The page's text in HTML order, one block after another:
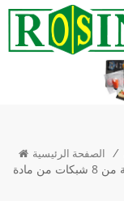
الصفحة الرئيسية /
الهواء لأدوات طبية بلاستيكية شفافة/سوداء مكونة من 8 شبكات من مادة